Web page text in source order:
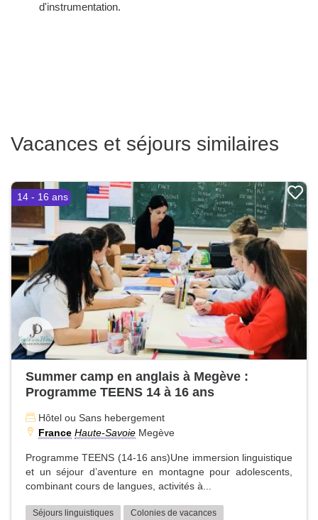
d'instrumentation.
Vacances et séjours similaires
14 - 16 ans
Summer camp en anglais à Megève :
Programme TEENS 14 à 16 ans
Hôtel ou Sans hebergement
France Haute-Savoie Megève
Programme TEENS (14-16 ans)Une immersion linguistique
et un séjour d’aventure en montagne pour adolescents,
combinant cours de langues, activités à...
Séjours linguistiques Colonies de vacances